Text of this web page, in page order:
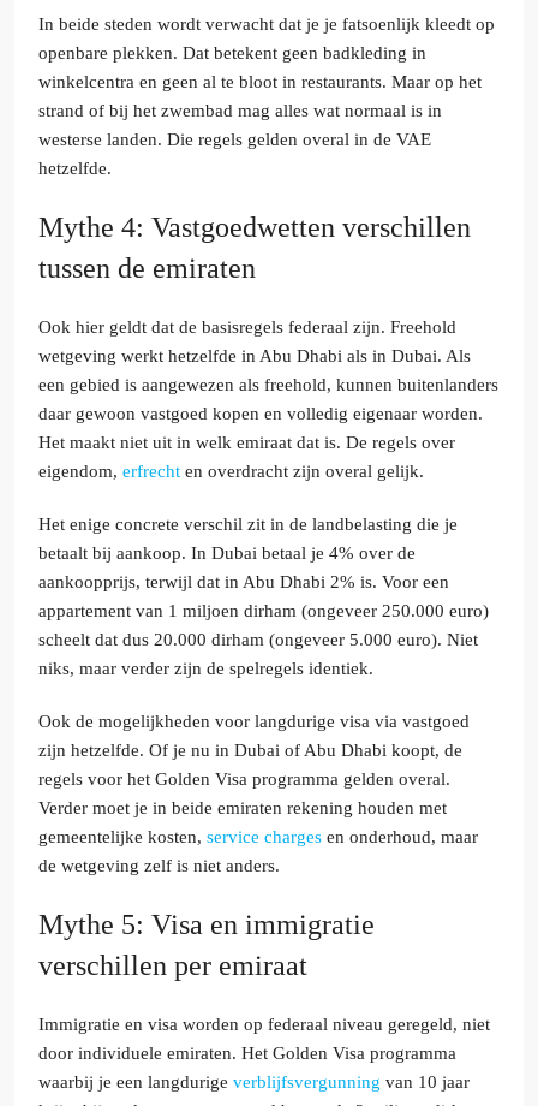
In beide steden wordt verwacht dat je je fatsoenlijk kleedt op
openbare plekken. Dat betekent geen badkleding in
winkelcentra en geen al te bloot in restaurants. Maar op het
strand of bij het zwembad mag alles wat normaal is in
westerse landen. Die regels gelden overal in de VAE
hetzelfde.
Mythe 4: Vastgoedwetten verschillen
tussen de emiraten
Ook hier geldt dat de basisregels federaal zijn. Freehold
wetgeving werkt hetzelfde in Abu Dhabi als in Dubai. Als
een gebied is aangewezen als freehold, kunnen buitenlanders
daar gewoon vastgoed kopen en volledig eigenaar worden.
Het maakt niet uit in welk emiraat dat is. De regels over
eigendom, erfrecht en overdracht zijn overal gelijk.
Het enige concrete verschil zit in de landbelasting die je
betaalt bij aankoop. In Dubai betaal je 4% over de
aankoopprijs, terwijl dat in Abu Dhabi 2% is. Voor een
appartement van 1 miljoen dirham (ongeveer 250.000 euro)
scheelt dat dus 20.000 dirham (ongeveer 5.000 euro). Niet
niks, maar verder zijn de spelregels identiek.
Ook de mogelijkheden voor langdurige visa via vastgoed
zijn hetzelfde. Of je nu in Dubai of Abu Dhabi koopt, de
regels voor het Golden Visa programma gelden overal.
Verder moet je in beide emiraten rekening houden met
gemeentelijke kosten, service charges en onderhoud, maar
de wetgeving zelf is niet anders.
Mythe 5: Visa en immigratie
verschillen per emiraat
Immigratie en visa worden op federaal niveau geregeld, niet
door individuele emiraten. Het Golden Visa programma
waarbij je een langdurige verblijfsvergunning van 10 jaar